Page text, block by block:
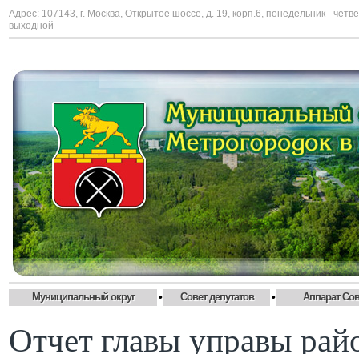
Адрес: 107143, г. Москва, Открытое шоссе, д. 19, корп.6, понедельник -
выходной
Муниципальный округ • Совет депутатов • Аппарат
Отчет главы управы